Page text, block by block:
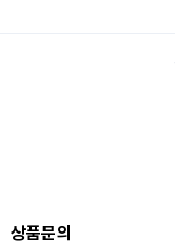
상품문의